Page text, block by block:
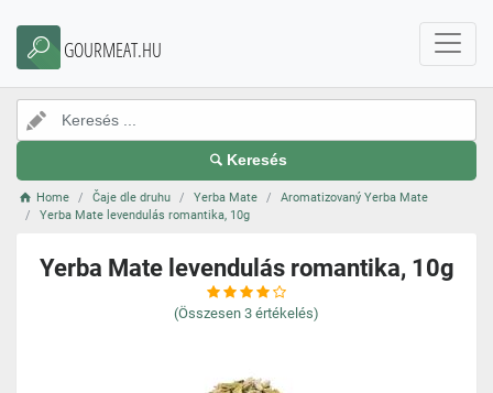
GOURMEAT.HU
Keresés
Home Čaje dle druhu Yerba Mate
Aromatizovaný Yerba Mate
Yerba Mate levendulás romantika, 10g
Yerba Mate levendulás romantika, 10g
(Összesen 3 értékelés)